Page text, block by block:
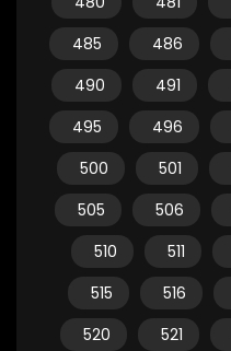
485
486
490
491
495
496
500
501
505
506
510
511
515
516
520
521